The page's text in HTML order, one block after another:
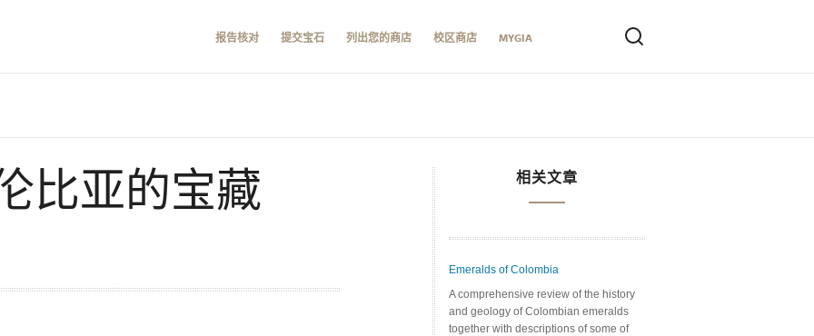
报告核对 提交宝石 列出您的商店 校区商店 MYGIA
比亚的宝藏 相关文章
Emeralds of Colombia
A comprehensive review of the history
and geology of Colombian emeralds
together with descriptions of some of